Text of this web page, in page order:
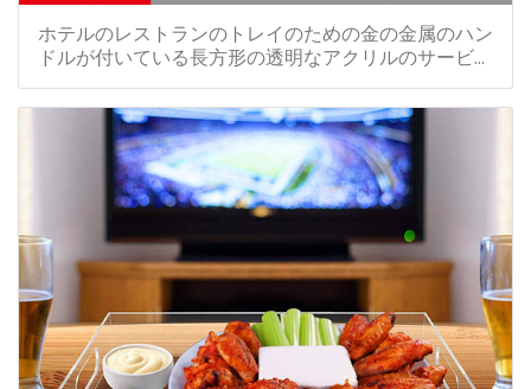
ホテルのレストランのトレイのための金の金属のハン
ドルが付いている長方形の透明なアクリルのサービン
グトレイ